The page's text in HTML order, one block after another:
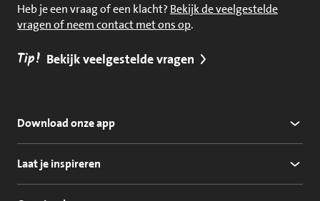
Heb je een vraag of een klacht? Bekijk de veelgestelde
vragen of neem contact met ons op.
Tip! Bekijk veelgestelde vragen
Download onze app
Laat je inspireren